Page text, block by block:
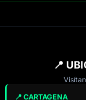
📍
📍 CARTAGENA